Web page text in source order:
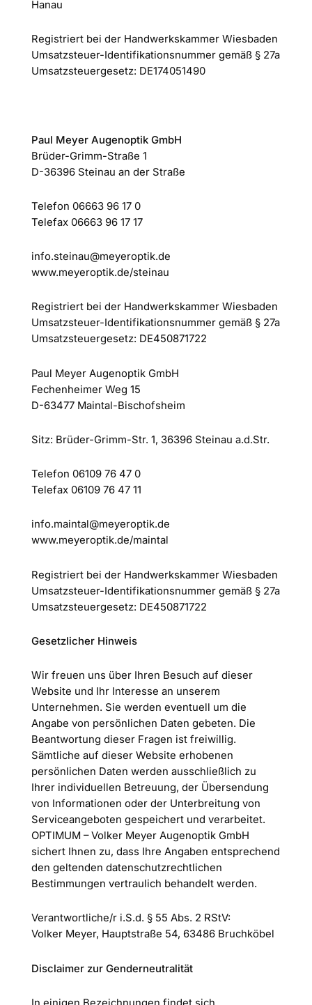
Hanau
Registriert bei der Handwerkskammer Wiesbaden
Umsatzsteuer-Identifikationsnummer gemäß § 27a
Umsatzsteuergesetz: DE174051490
Paul Meyer Augenoptik GmbH
Brüder-Grimm-Straße 1
D-36396 Steinau an der Straße
Telefon 06663 96 17 0
Telefax 06663 96 17 17
info.steinau@meyeroptik.de
www.meyeroptik.de/steinau
Registriert bei der Handwerkskammer Wiesbaden
Umsatzsteuer-Identifikationsnummer gemäß § 27a
Umsatzsteuergesetz: DE450871722
Paul Meyer Augenoptik GmbH
Fechenheimer Weg 15
D-63477 Maintal-Bischofsheim
Sitz: Brüder-Grimm-Str. 1, 36396 Steinau a.d.Str.
Telefon 06109 76 47 0
Telefax 06109 76 47 11
info.maintal@meyeroptik.de
www.meyeroptik.de/maintal
Registriert bei der Handwerkskammer Wiesbaden
Umsatzsteuer-Identifikationsnummer gemäß § 27a
Umsatzsteuergesetz: DE450871722
Gesetzlicher Hinweis
Wir freuen uns über Ihren Besuch auf dieser
Website und Ihr Interesse an unserem
Unternehmen. Sie werden eventuell um die
Angabe von persönlichen Daten gebeten. Die
Beantwortung dieser Fragen ist freiwillig.
Sämtliche auf dieser Website erhobenen
persönlichen Daten werden ausschließlich zu
Ihrer individuellen Betreuung, der Übersendung
von Informationen oder der Unterbreitung von
Serviceangeboten gespeichert und verarbeitet.
OPTIMUM – Volker Meyer Augenoptik GmbH
sichert Ihnen zu, dass Ihre Angaben entsprechend
den geltenden datenschutzrechtlichen
Bestimmungen vertraulich behandelt werden.
Verantwortliche/r i.S.d. § 55 Abs. 2 RStV:
Volker Meyer, Hauptstraße 54, 63486 Bruchköbel
Disclaimer zur Genderneutralität